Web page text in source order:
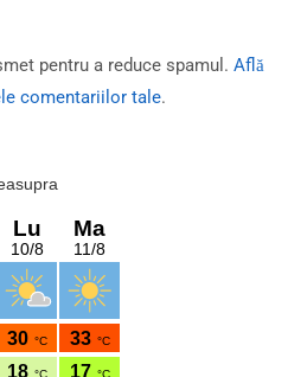
pentru a reduce spamul. Află
comentariilor tale.